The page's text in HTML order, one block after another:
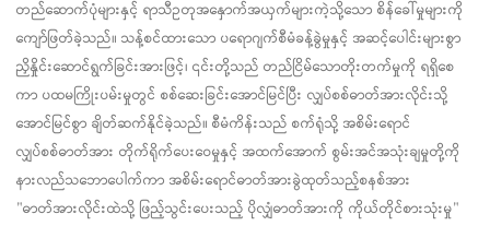
တည်ဆောက်ပုံများနှင့် ရာသီဥတုအနှောက်အယှက်များကဲ့သို့သော စိန်ခေါ်မှုများကို
ကျော်ဖြတ်ခဲ့သည်။ သန့်စင်ထားသော ပရောဂျက်စီမံခန့်ခွဲမှုနှင့် အဆင့်ပေါင်းများစွာ
ညှိနှိုင်းဆောင်ရွက်ခြင်းအားဖြင့်၊ ၎င်းတို့သည် တည်ငြိမ်သောတိုးတက်မှုကို ရရှိစေ
ကာ ပထမကြိုးပမ်းမှုတွင် စစ်ဆေးခြင်းအောင်မြင်ပြီး လျှပ်စစ်ဓာတ်အားလိုင်းသို့
အောင်မြင်စွာ ချိတ်ဆက်နိုင်ခဲ့သည်။ စီမံကိန်းသည် စက်ရုံသို့ အစိမ်းရောင်
လျှပ်စစ်ဓာတ်အား တိုက်ရိုက်ပေးဝေမှုနှင့် အထက်အောက် စွမ်းအင်အသုံးချမှုတို့ကို
နားလည်သဘောပေါက်ကာ အစိမ်းရောင်ဓာတ်အားခွဲထုတ်သည့်စနစ်အား
"ဓာတ်အားလိုင်းထဲသို့ ဖြည့်သွင်းပေးသည့် ပိုလျှံဓာတ်အားကို ကိုယ်တိုင်စားသုံးမှု"